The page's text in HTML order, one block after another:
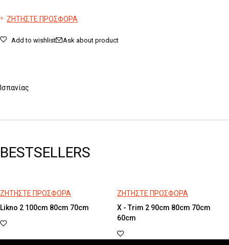
ΖΗΤΗΣΤΕ ΠΡΟΣΦΟΡΑ
Add to wishlist Ask about product
Ισπανίας
BESTSELLERS
ΖΗΤΗΣΤΕ ΠΡΟΣΦΟΡΑ
Likno 2 100cm 80cm 70cm
ΖΗΤΗΣΤΕ ΠΡΟΣΦΟΡΑ
X - Trim 2 90cm 80cm 70cm
60cm